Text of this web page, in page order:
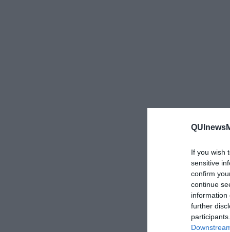
If you wish
sensitive
confirm
continue
information
further